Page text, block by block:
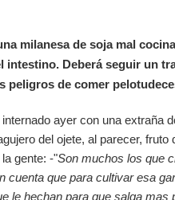
milanesa de soja mal
intestino. Deberá seguir un
peligros de comer
ayer con una extraña
del ojete, al parecer,
gente: -"Son muchos los que
cuenta que para cultivar esa
le hechan para que salga